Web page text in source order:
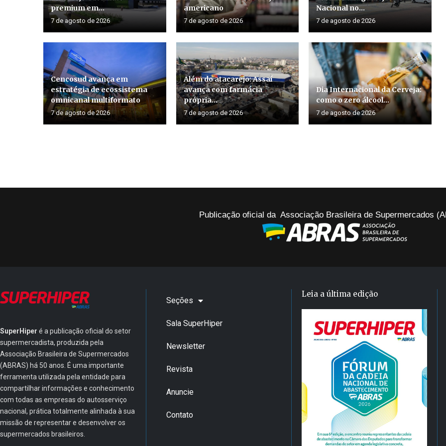
premium em...
7 de agosto de 2026
americano
7 de agosto de 2026
Nacional no...
7 de agosto de 2026
Cencosud avança em
estratégia de ecossistema
omnicanal multiformato
7 de agosto de 2026
Além do atacarejo: Assaí
avança com farmácia
própria...
7 de agosto de 2026
Dia Internacional da Cerveja:
como o zero álcool...
7 de agosto de 2026
Publicação oficial da Associação Brasileira de Supermercados
SuperHiper é a publicação oficial do setor
supermercadista, produzida pela
Associação Brasileira de Supermercados
(ABRAS) há 50 anos. É uma importante
ferramenta utilizada pela entidade para
compartilhar informações e conhecimento
com todas as empresas do autosserviço
nacional, prática totalmente alinhada à sua
missão de representar e desenvolver os
supermercados brasileiros.
Seções
Sala SuperHiper
Newsletter
Revista
Anuncie
Contato
Leia a última edição